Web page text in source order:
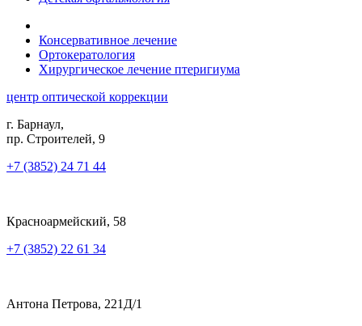
Консервативное лечение
Ортокератология
Хирургическое лечение птеригиума
центр оптической коррекции
г. Барнаул,
пр. Строителей, 9
+7 (3852) 24 71 44
Красноармейский, 58
+7 (3852) 22 61 34
Антона Петрова, 221Д/1